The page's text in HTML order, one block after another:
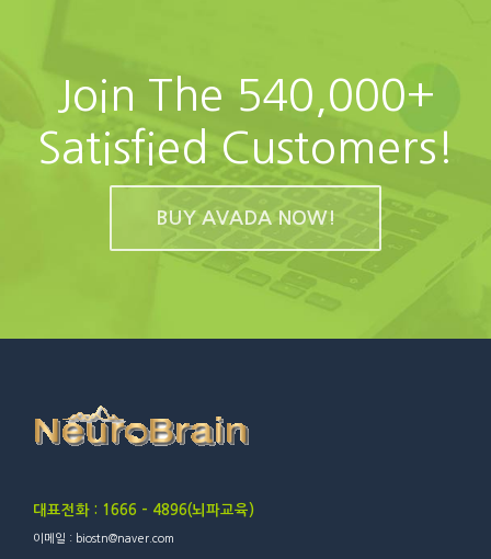
Join The 540,000+
Satisfied Customers!
BUY AVADA NOW!
대표전화 : 1666 – 4896(뇌파교육)
이메일 : biostn@naver.com